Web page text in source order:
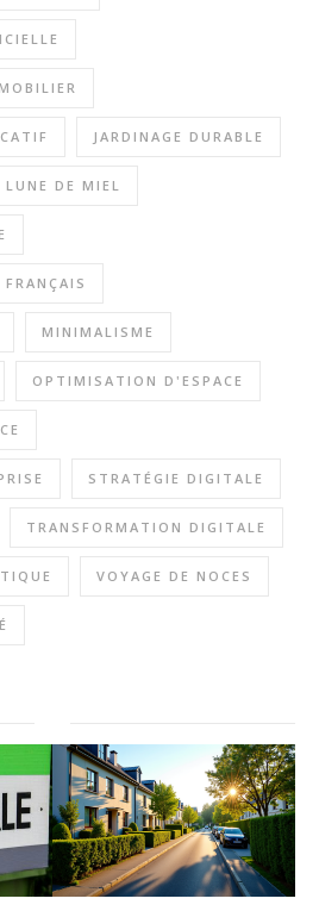
JARDINAGE DURABLE
LUNE DE MIEL
MINIMALISME
OPTIMISATION D'ESPACE
STRATÉGIE DIGITALE
TRANSFORMATION DIGITALE
VOYAGE DE NOCES